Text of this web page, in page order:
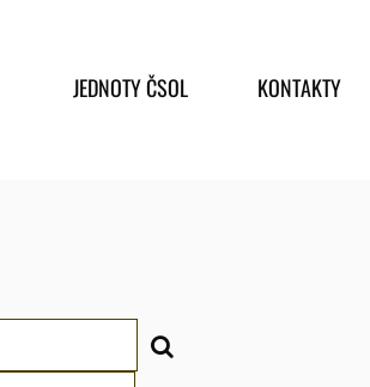
JEDNOTY ČSOL KONTAKTY